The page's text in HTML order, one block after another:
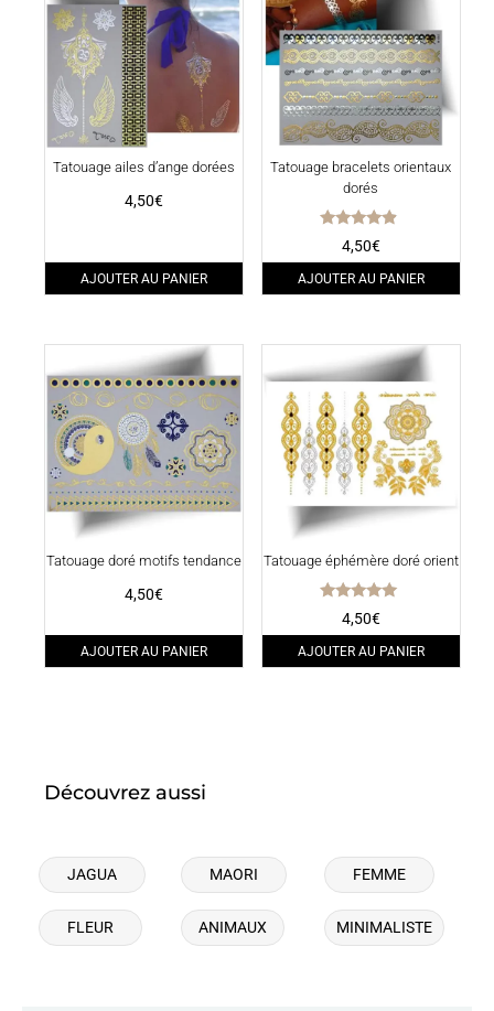
Tatouage ailes d’ange dorées
4,50€
AJOUTER AU PANIER
Tatouage bracelets orientaux
dorés
Note
4.67
4,50€
AJOUTER AU PANIER
Tatouage doré motifs tendance
4,50€
AJOUTER AU PANIER
Tatouage éphémère doré orient
Note
5.00
sur 5
4,50€
AJOUTER AU PANIER
Découvrez aussi
JAGUA MAORI FEMME
FLEUR ANIMAUX MINIMALISTE